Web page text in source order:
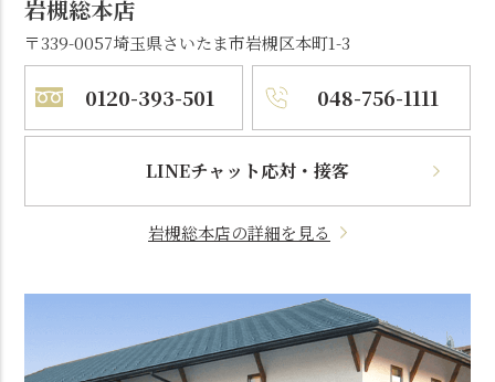
岩槻総本店
〒339-0057埼玉県さいたま市岩槻区本町1-3
0120-393-501 048-756-1111
LINEチャット応対・接客
岩槻総本店の詳細を見る